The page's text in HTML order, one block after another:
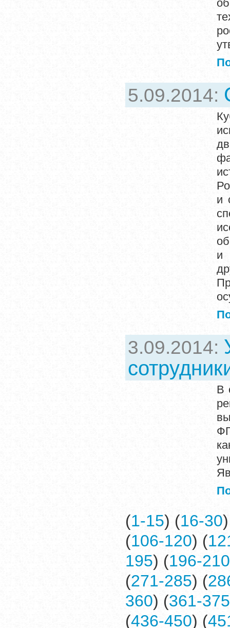
5.09.2014:
и
и
3.09.2014:
В
(1-15) (16-30
(106-120) (
195) (196-210
(271-285) (
360) (361-375
(436-450) (